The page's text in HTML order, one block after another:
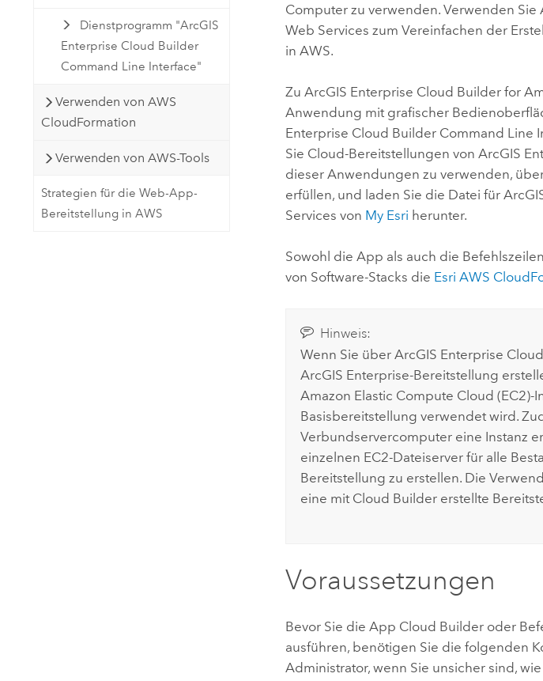
Dienstprogramm "ArcGIS
Enterprise Cloud Builder
Command Line Interface"
Verwenden von AWS
CloudFormation
Verwenden von AWS-Tools
Strategien für die Web-App-
Bereitstellung in AWS
Computer zu verwenden. Verwenden Sie
Web Services zum Vereinfachen der
inAWS.
ZuArcGIS Enterprise Cloud Builder for
Anwendung mit grafischer
Enterprise Cloud Builder Command Line
Sie Cloud-Bereitstellungen vonArcGIS
dieser Anwendungen zu verwenden,
erfüllen, und laden Sie die Datei für
Services von My Esri herunter.
Sowohl die App als auch die
von Software-Stacks die Esri AWS
Hinweis:
Wenn Sie über ArcGIS Enterprise
ArcGIS Enterprise-Bereitstellung
Amazon Elastic Compute Cloud (EC2)-
Basisbereitstellung verwendet wird.
Verbundservercomputer eine Instanz
einzelnen EC2-Dateiserver für alle
Bereitstellung zu erstellen. Die
eine mit Cloud Buildererstellte
Voraussetzungen
Bevor Sie die App Cloud Builder oder
ausführen, benötigen Sie die folgenden
Administrator, wenn Sie unsicher sind,